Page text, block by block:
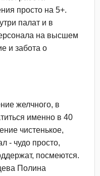
просто на 5+.
палат и в
на высшем
и забота о
желчного, в
именно в 40
чистенькое,
- чудо просто,
посмеются.
Полина